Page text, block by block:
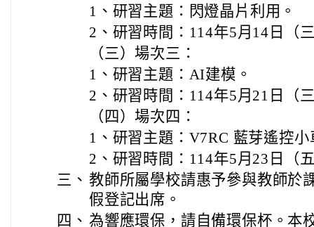
1、研習主題：閃燈晶片利用。
2、研習時間：114年5月14日（
（三）場次三：
1、研習主題：AI建模。
2、研習時間：114年5月21日（
（四）場次四：
1、研習主題：V7RC 藍芽遙控
2、研習時間：114年5月23日（
三、 教師所屬學校請惠予參與教師於
假登記出席。
四、 為響應環保，請自備環保杯。本